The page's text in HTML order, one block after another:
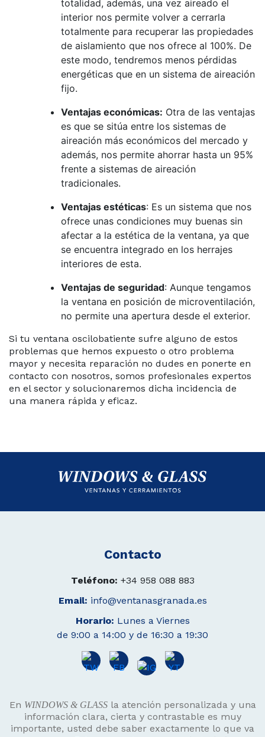
totalidad, además, una vez aireado el
interior nos permite volver a cerrarla
totalmente para recuperar las propiedades
de aislamiento que nos ofrece al 100%. De
este modo, tendremos menos pérdidas
energéticas que en un sistema de aireación
fijo.
Ventajas económicas: Otra de las ventajas
es que se sitúa entre los sistemas de
aireación más económicos del mercado y
además, nos permite ahorrar hasta un 95%
frente a sistemas de aireación
tradicionales.
Ventajas estéticas: Es un sistema que nos
ofrece unas condiciones muy buenas sin
afectar a la estética de la ventana, ya que
se encuentra integrado en los herrajes
interiores de esta.
Ventajas de seguridad: Aunque tengamos
la ventana en posición de microventilación,
no permite una apertura desde el exterior.
Si tu ventana oscilobatiente sufre alguno de estos
problemas que hemos expuesto o otro problema
mayor y necesita reparación no dudes en ponerte en
contacto con nosotros, somos profesionales expertos
en el sector y solucionaremos dicha incidencia de
una manera rápida y eficaz.
Contacto
Teléfono: +34 958 088 883
Email: info@ventanasgranada.es
Horario: Lunes a Viernes
de 9:00 a 14:00 y de 16:30 a 19:30
En WINDOWS & GLASSla atención personalizada y una
información clara, cierta y contrastable es muy
importante, usted debe saber exactamente lo que va